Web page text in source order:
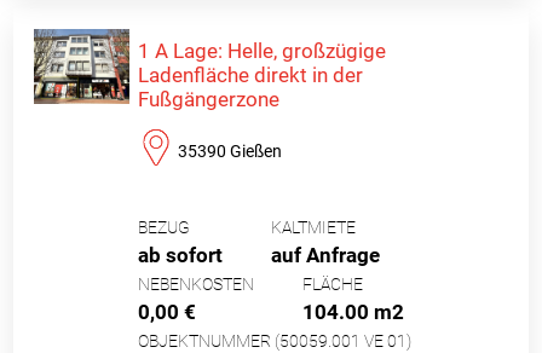
1 A Lage: Helle, großzügige
Ladenfläche direkt in der
Fußgängerzone
35390 Gießen
BEZUG
ab sofort
KALTMIETE
auf Anfrage
NEBENKOSTEN
0,00 €
FLÄCHE
104.00 m2
OBJEKTNUMMER (50059.001 VE 01)